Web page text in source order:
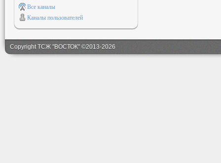
Все каналы
Каналы пользователей
Copyright ТСЖ "ВОСТОК" ©2013-2026